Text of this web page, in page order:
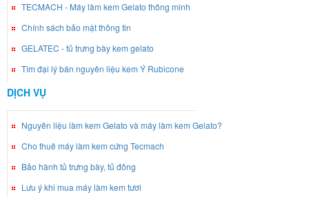
TECMACH - Máy làm kem Gelato thông minh
Chính sách bảo mật thông tin
GELATEC - tủ trưng bày kem gelato
Tìm đại lý bán nguyên liệu kem Ý Rubicone
DỊCH VỤ
Nguyên liệu làm kem Gelato và máy làm kem Gelato?
Cho thuê máy làm kem cứng Tecmach
Bảo hành tủ trưng bày, tủ đông
Lưu ý khi mua máy làm kem tươi